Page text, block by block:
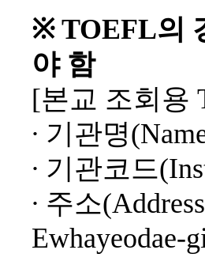
※ TOEFL의
야 함
[본교 조회용
∙ 기관명
∙ 기관코드
∙ 주소
Ewhayeodae-